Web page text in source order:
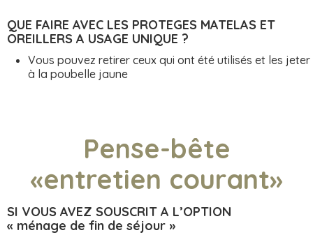
QUE FAIRE AVEC LES PROTEGES MATELAS ET
OREILLERS A USAGE UNIQUE ?
Vous pouvez retirer ceux qui ont été utilisés et les jeter
à la poubelle jaune
Pense-bête
«entretien courant»
SI VOUS AVEZ SOUSCRIT A L’OPTION
« ménage de fin de séjour »